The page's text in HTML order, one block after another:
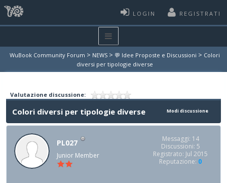
LOGIN REGISTRATI
WuBook Community Forum > NEWS > 💬 Idee Proposte e Discussioni > Colori
diversi per tipologie diverse
Valutazione discussione:
Modi discussione
Colori diversi per tipologie diverse
PL027
Junior Member
Messaggi: 14
Discussioni: 5
Registrato: Jul 2015
Reputazione: 0